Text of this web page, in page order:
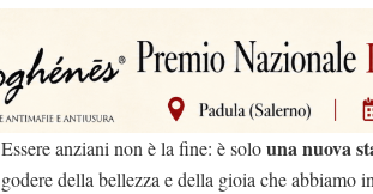
Essere anziani non è la fine: è solouna nuova
godere della bellezza e della gioia che abbiamo